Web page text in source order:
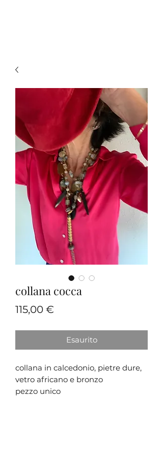
collana cocca
115,00 €
Esaurito
collana in calcedonio, pietre dure,
vetro africano e bronzo
pezzo unico